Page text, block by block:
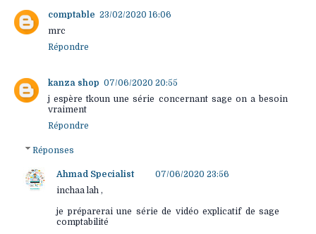
comptable 23/02/2020 16:06
mrc
Répondre
kanza shop 07/06/2020 20:55
j espère tkoun une série concernant sage on a besoin
vraiment
Répondre
Réponses
Ahmad Specialist
07/06/2020 23:56
inchaa lah ,
je préparerai une série de vidéo explicatif de sage
comptabilité